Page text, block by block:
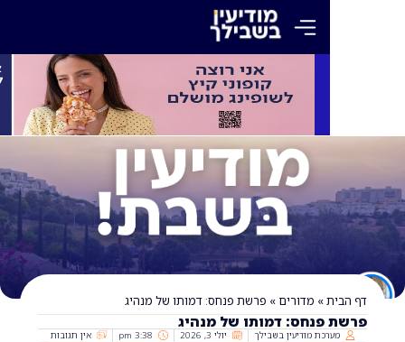
»מדורים »פרשת פנחס: דמותו של מנהיג
דמותו של מנהיג
מודיעין בשבילך יולי 3, 2026 3:38 pm אין תגובות